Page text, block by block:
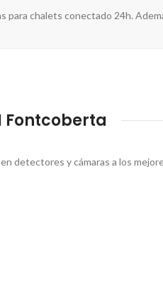
chalets conectado 24h.
Fontcoberta
detectores y cámaras a los